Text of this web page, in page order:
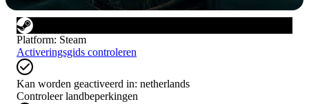
Platform: Steam
Activeringsgids controleren
Kan worden geactiveerd in: netherlands
Controleer landbeperkingen